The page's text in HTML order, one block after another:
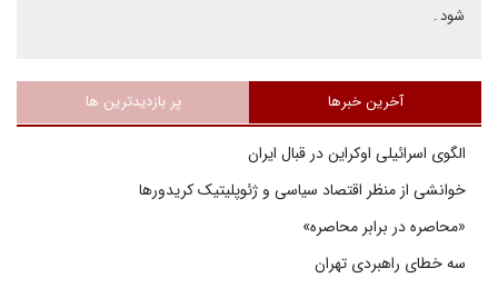
شود۔
آخرین خبرها پر بازدیدترین ها
الگوی اسرائیلی اوکراین در قبال ایران
خوانشی از منظر اقتصاد سیاسی و ژئوپلیتیک کریدورها
«محاصره در برابر محاصره»
سه خطای راهبردی تهران